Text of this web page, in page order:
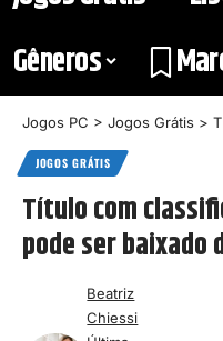
Gêneros
Jogos PC > Jogos Grátis >
JOGOS GRÁTIS
Título com
pode ser baixado
Beatriz
Chiessi